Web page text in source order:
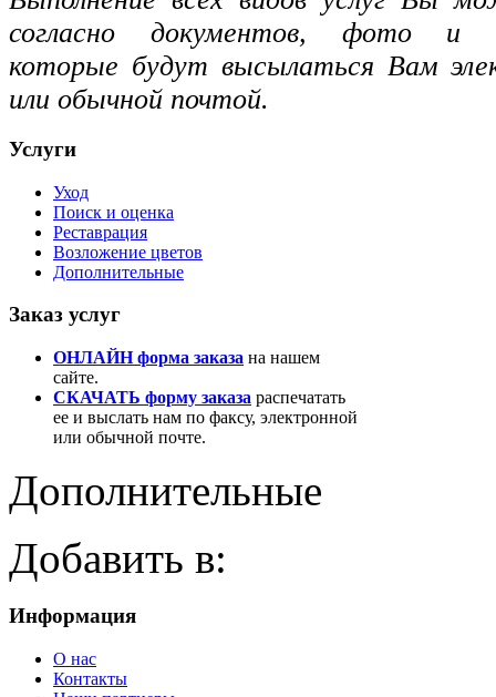
согласно документов, фото и
которые будут высылаться Вам
или обычной почтой.
Услуги
Уход
Поиск и оценка
Реставрация
Возложение цветов
Дополнительные
Заказ услуг
ОНЛАЙН форма заказа на нашем
сайте.
СКАЧАТЬ форму заказа распечатать
ее и выслать нам по факсу, электронной
или обычной почте.
Дополнительные
Добавить в:
Информация
О нас
Контакты